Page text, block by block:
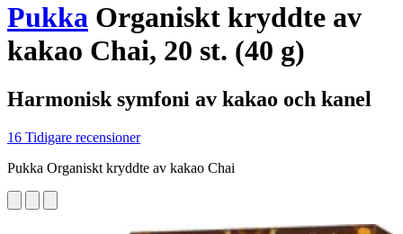
Pukka Organiskt kryddte av
kakao Chai, 20 st. (40 g)
Harmonisk symfoni av kakao och kanel
16 Tidigare recensioner
Pukka Organiskt kryddte av kakao Chai